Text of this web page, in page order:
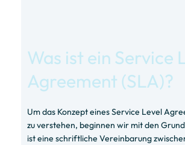
Was ist ein Service
Agreement (SLA)?
Um das Konzept eines Service Level
zu verstehen, beginnen wir mit den
ist eine schriftliche Vereinbarung